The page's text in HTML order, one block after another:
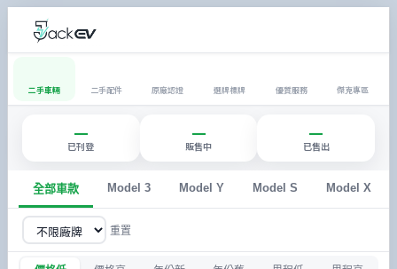
二手車輛 二手配件 原廠認證 選牌標牌 優質服務 傑克專區
—
已刊登
—
販售中
—
已售出
全部車款 Model 3 Model Y Model S Model X
重置